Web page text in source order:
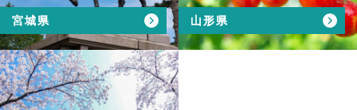
宮城県 山形県